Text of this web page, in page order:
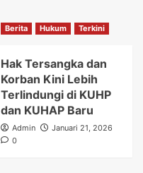
Berita Hukum Terkini
Hak Tersangka dan
Korban Kini Lebih
Terlindungi di KUHP
dan KUHAP Baru
Admin
Januari 21, 2026
0